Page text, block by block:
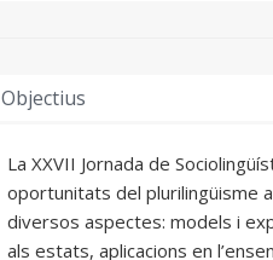
Objectius
La XXVII Jornada de
oportunitats del plurilingüisme
diversos aspectes: models i
als estats, aplicacions en